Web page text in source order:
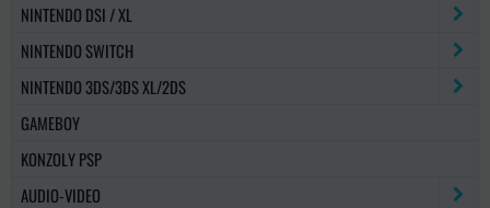
NINTENDO DSI / XL
NINTENDO SWITCH
NINTENDO 3DS/3DS XL/2DS
GAMEBOY
KONZOLY PSP
AUDIO-VIDEO